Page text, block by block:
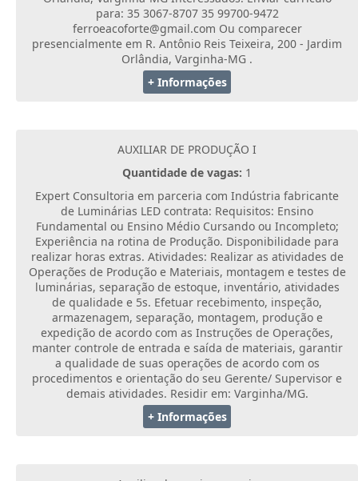
para: 35 3067-8707 35 99700-9472
ferroeacoforte@gmail.com Ou comparecer
presencialmente em R. Antônio Reis Teixeira, 200 - Jardim
Orlândia, Varginha-MG .
+ Informações
AUXILIAR DE PRODUÇÃO I
Quantidade de vagas: 1
Expert Consultoria em parceria com Indústria fabricante
de Luminárias LED contrata: Requisitos: Ensino
Fundamental ou Ensino Médio Cursando ou Incompleto;
Experiência na rotina de Produção. Disponibilidade para
realizar horas extras. Atividades: Realizar as atividades de
Operações de Produção e Materiais, montagem e testes de
luminárias, separação de estoque, inventário, atividades
de qualidade e 5s. Efetuar recebimento, inspeção,
armazenagem, separação, montagem, produção e
expedição de acordo com as Instruções de Operações,
manter controle de entrada e saída de materiais, garantir
a qualidade de suas operações de acordo com os
procedimentos e orientação do seu Gerente/ Supervisor e
demais atividades. Residir em: Varginha/MG.
+ Informações